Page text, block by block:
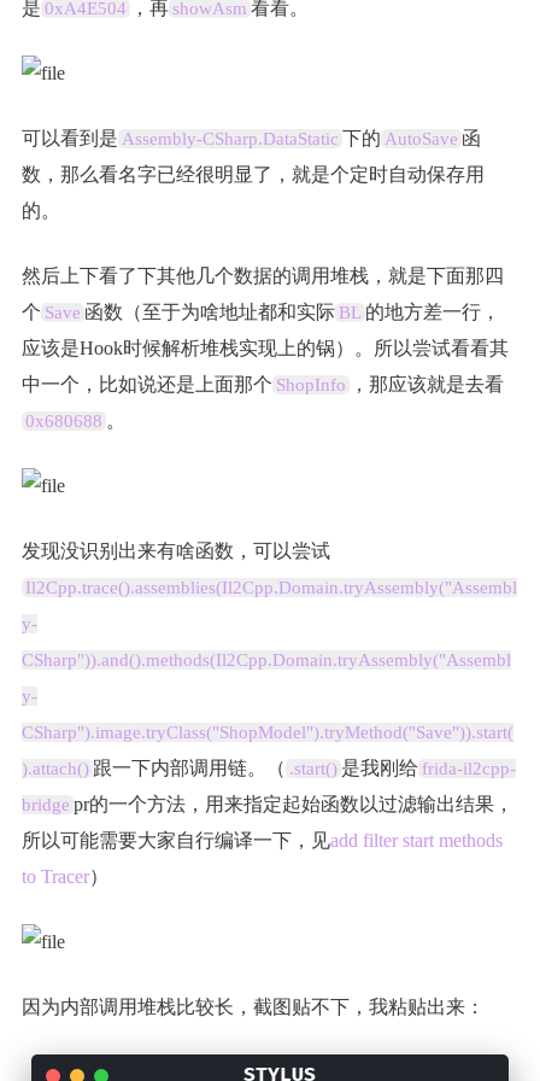
是 0xA4E504 ，再showAsm 看看。
可以看到是 Assembly-CSharp.DataStatic 下的 AutoSave 函
数，那么看名字已经很明显了，就是个定时自动保存用
的。
然后上下看了下其他几个数据的调用堆栈，就是下面那四
个 Save 函数（至于为啥地址都和实际 BL 的地方差一行，
应该是Hook时候解析堆栈实现上的锅）。所以尝试看看其
中一个，比如说还是上面那个 ShopInfo ，那应该就是去看
0x680688 。
发现没识别出来有啥函数，可以尝试
Il2Cpp.trace().assemblies(Il2Cpp.Domain.tryAssembly("Assembl
y-
CSharp")).and().methods(Il2Cpp.Domain.tryAssembly("Assembl
y-
CSharp").image.tryClass("ShopModel").tryMethod("Save")).start(
).attach() 跟一下内部调用链。（ .start() 是我刚给 frida-il2cpp-
bridge pr的一个方法，用来指定起始函数以过滤输出结果，
所以可能需要大家自行编译一下，见add filter start methods
to Tracer）
因为内部调用堆栈比较长，截图贴不下，我粘贴出来：